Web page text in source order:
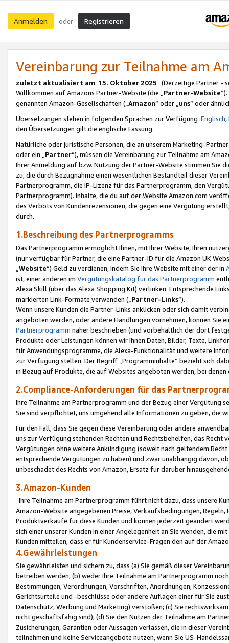
Anmelden oder Registrieren
Vereinbarung zur Teilnahme am
zuletzt aktualisiert am: 15. Oktober 2025 (Derzeitige Partner -
Willkommen auf Amazons Partner-Website (die „Partner-Website
genannten Amazon-Gesellschaften („Amazon“ oder „uns“ oder
Übersetzungen stehen in folgenden Sprachen zur Verfügung :Englisch,
den Übersetzungen gilt die englische Fassung.
Natürliche oder juristische Personen, die an unserem Marketing-
oder ein „Partner“), müssen die Vereinbarung zur Teilnahme am
Ihrer Anmeldung auf bzw. Nutzung der Partner-Website stimmen Sie
zu, die durch Bezugnahme einen wesentlichen Bestandteil dieser
Partnerprogramm, die IP-Lizenz für das Partnerprogramm, den
Partnerprogramm). Inhalte, die du auf der Website Amazon.com
des Verbots von Kundenrezensionen, die gegen eine Vergütung
durch.
1.Beschreibung des Partnerprogramms
Das Partnerprogramm ermöglicht Ihnen, mit Ihrer Website, Ihren
(nur verfügbar für Partner, die eine Partner-ID für die Amazon UK
Website“) Geld zu verdienen, indem Sie Ihre Website mit einer der in
ist, einer anderen im Vergütungskatalog für das Partnerprogramm
Alexa Skill (über das Alexa Shopping Kit) verlinken. Entsprechende
markierten Link-Formate verwenden („ Partner-Links“).
Wenn unsere Kunden die Partner-Links anklicken oder sich damit
angeboten werden, oder andere Handlungen vornehmen, können Sie
Partnerprogramm näher beschrieben (und vorbehaltlich der dort
Produkte oder Leistungen können wir Ihnen Daten, Bilder, Texte,
für Anwendungsprogramme, die Alexa-Funktionalität und weitere
zur Verfügung stellen. Der Begriff „Programminhalte“ bezieht sich
in Bezug auf Produkte, die auf Websites angeboten werden, bei
2.Compliance-Anforderungen für das
Ihre Teilnahme am Partnerprogramm und der Bezug einer Vergütung
Sie sind verpflichtet, uns umgehend alle Informationen zu geben, die
Für den Fall, dass Sie gegen diese Vereinbarung oder andere
uns zur Verfügung stehenden Rechten und Rechtsbehelfen, das
Vergütungen ohne weitere Ankündigung (soweit nach geltendem
entsprechende Vergütungen zu haben) und zwar unabhängig davon,
unbeschadet des Rechts von Amazon, Ersatz für darüber
3.Amazon-Kunden
Ihre Teilnahme am Partnerprogramm führt nicht dazu, dass unsere
Amazon-Website angegebenen Preise, Verkaufsbedingungen,
Produktverkäufe für diese Kunden und können jederzeit geändert
sich einer unserer Kunden in einer Angelegenheit an Sie wenden, die
Kunden mitteilen, dass er für Kundenservice-Fragen den auf der
4.Gewährleistungen
Sie gewährleisten und sichern zu, dass (a) Sie gemäß dieser
betreiben werden; (b) weder Ihre Teilnahme am Partnerprogramm
Bestimmungen, Verordnungen, Vorschriften, Anordnungen,
Gerichtsurteile und -beschlüsse oder andere Auflagen einer für Sie
Datenschutz, Werbung und Marketing) verstoßen; (c) Sie
nicht geschäftsfähig sind); (d) Sie den Nutzen der Teilnahme am
Zusicherungen, Garantien oder Aussagen verlassen, die in dieser
teilnehmen und keine Serviceangebote nutzen, wenn Sie US-